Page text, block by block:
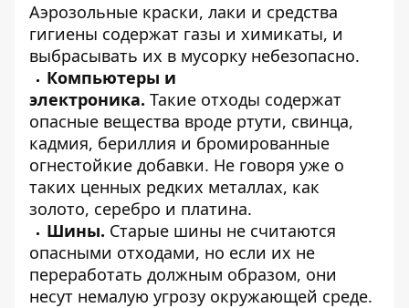
Аэрозольные краски, лаки и средства
гигиены содержат газы и химикаты, и
выбрасывать их в мусорку небезопасно.
Компьютеры и
электроника. Такие отходы содержат
опасные вещества вроде ртути, свинца,
кадмия, бериллия и бромированные
огнестойкие добавки. Не говоря уже о
таких ценных редких металлах, как
золото, серебро и платина.
Шины. Старые шины не считаются
опасными отходами, но если их не
переработать должным образом, они
несут немалую угрозу окружающей среде.